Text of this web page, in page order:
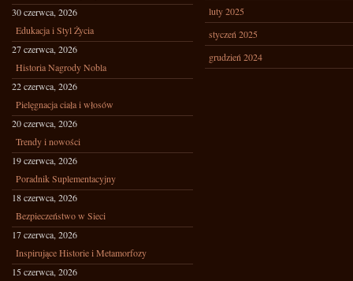
30 czerwca, 2026
Edukacja i Styl Życia
27 czerwca, 2026
Historia Nagrody Nobla
22 czerwca, 2026
Pielęgnacja ciała i włosów
20 czerwca, 2026
Trendy i nowości
19 czerwca, 2026
Poradnik Suplementacyjny
18 czerwca, 2026
Bezpieczeństwo w Sieci
17 czerwca, 2026
Inspirujące Historie i Metamorfozy
15 czerwca, 2026
luty 2025
styczeń 2025
grudzień 2024